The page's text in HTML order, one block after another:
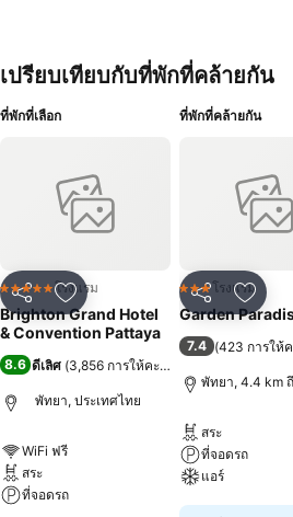
เปรียบเทียบกับที่พักที่คล้ายกัน
ที่พักที่เลือก
แชร์ เพิ่มในรายการโปรด
5 ดาว โรงแรม
Brighton Grand Hotel
& Convention Pattaya
8.6 ดีเลิศ (3,856 การให้คะแนน
พัทยา, ประเทศไทย
WiFi ฟรี
สระ
ที่จอดรถ
ที่พักที่คล้ายกัน
แชร์ เพิ่มใ
3 ดาวโรงแรม
Garden
7.4 (423 การให้
พัทยา, 4.4 km
สระ
ที่จอดรถ
แอร์